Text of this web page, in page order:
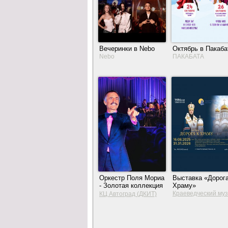
Вечеринки в Nebo
Nebo
Октябрь в
ПАКАБАТА
Оркестр Поля Мориа
- Золотая коллекция
из репертуара
КЦ Автоград (ДКИТ)
Выставка
Храму»
Краеведческий